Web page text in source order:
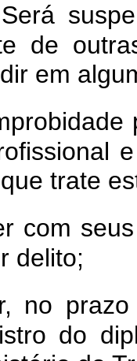
de
em
trate
com
delito;
no
do